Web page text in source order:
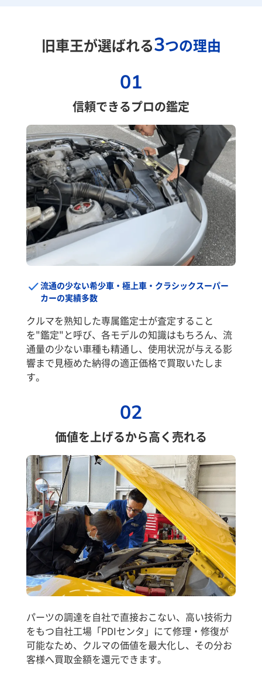
旧車王が選ばれる3つの理由
01
信頼できるプロの鑑定
流通の少ない希少車・極上車・クラシックスーパー
カーの実績多数
クルマを熟知した専属鑑定士が査定すること
を"鑑定"と呼び、各モデルの知識はもちろん、流
通量の少ない車種も精通し、使用状況が与える影
響まで見極めた納得の適正価格で買取いたしま
す。
02
価値を上げるから高く売れる
パーツの調達を自社で直接おこない、高い技術力
をもつ自社工場「PDIセンタ」にて修理・修復が
可能なため、クルマの価値を最大化し、その分お
客様へ買取金額を還元できます。